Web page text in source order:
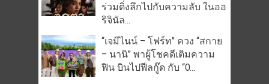
ร่วมดิ่งลึกไปกับความลับ ในออ
ริจินัล...
“เจมีไนน์ – โฟร์ท” ควง “สกาย
– นานิ” พาผู้โชคดีเติมความ
ฟิน บินไปฟีลกู๊ด กับ “O...